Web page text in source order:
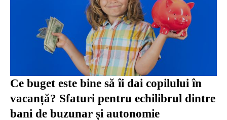
Ce buget este bine să îi dai copilului în
vacanță? Sfaturi pentru echilibrul dintre
bani de buzunar și autonomie